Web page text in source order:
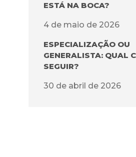
ESTÁ NA BOCA?
4 de maio de 2026
ESPECIALIZAÇÃO OU
GENERALISTA: QUAL
SEGUIR?
30 de abril de 2026